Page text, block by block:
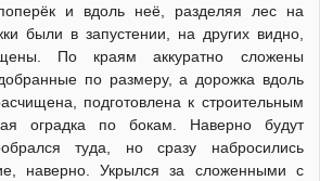
и вдоль неё, разделяя лес на
были в запустении, на других видно,
По краям аккуратно сложены
по размеру, а дорожка вдоль
подготовлена к строительным
оградка по бокам. Наверно будут
туда, но сразу набросились
наверно. Укрылся за сложенными с